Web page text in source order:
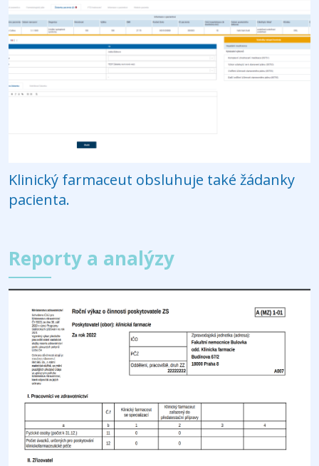
Klinický farmaceut obsluhuje také žádanky
pacienta.
Reporty a analýzy